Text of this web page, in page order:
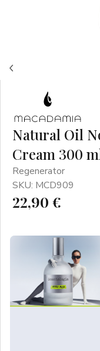
Natural Oil
Cream 300
Regenerator
SKU: MCD909
22,90 €